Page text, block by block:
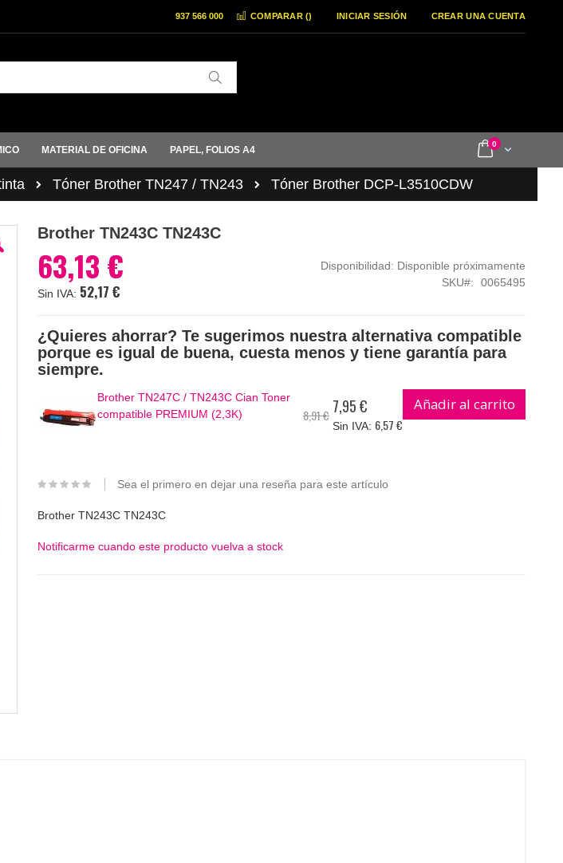
COMPARAR () INICIAR SESIÓN CREAR UNA CUENTA
937 566 000
Cart
0items
MATERIAL DE OFICINA PAPEL, FOLIOS A4
Tóner Brother TN247 / TN243 Tóner Brother DCP-L3510CDW
Brother TN243C TN243C
63,13 €
52,17 €
Disponibilidad: Disponible próximamente
SKU
0065495
¿Quieres ahorrar? Te sugerimos nuestra alternativa compatible
porque es igual de buena, cuesta menos y tiene garantía para
siempre.
Brother TN247C / TN243C Cian Toner
compatible PREMIUM (2,3K)
8,91 €
Precio
especial
7,95 €
6,57 €
Añadir al carrito
Sea el primero en dejar una reseña para este artículo
Brother TN243C TN243C
Notificarme cuando este producto vuelva a stock